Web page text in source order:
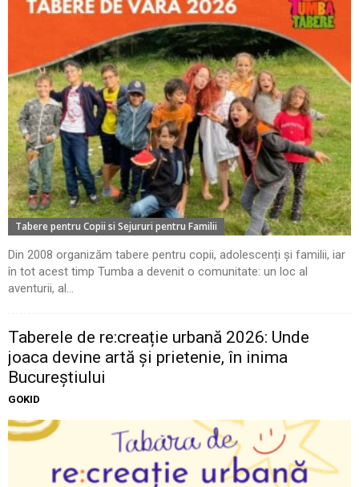
Tabere pentru Copii si Sejururi pentru Familii
Din 2008 organizăm tabere pentru copii, adolescenți și familii, iar
în tot acest timp Tumba a devenit o comunitate: un loc al
aventurii, al...
Taberele de re:creație urbană 2026: Unde
joaca devine artă și prietenie, în inima
Bucureștiului
GOKID